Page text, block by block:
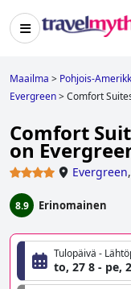
Maailma > Pohjois-
Evergreen>Comfort
Comfort
on
Evergreen,
8.9 Erinomainen
Tulopäivä -
to, 27 8 - pe,